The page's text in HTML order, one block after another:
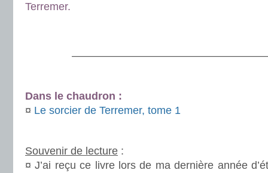
Terremer.
Dans le chaudron :
¤ Le sorcier de Terremer, tome 1
Souvenir de lecture :
¤ J’ai reçu ce livre lors de ma dernière année